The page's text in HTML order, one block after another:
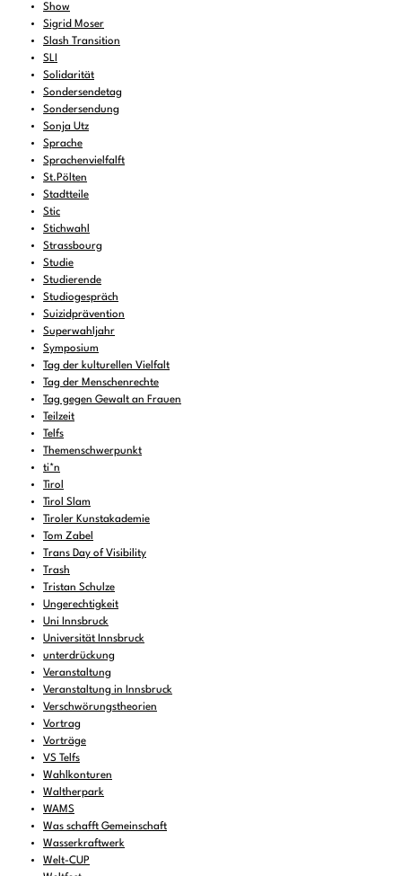
Show
Sigrid Moser
Slash Transition
SLI
Solidarität
Sondersendetag
Sondersendung
Sonja Utz
Sprache
Sprachenvielfalft
St.Pölten
Stadtteile
Stic
Stichwahl
Strassbourg
Studie
Studierende
Studiogespräch
Suizidprävention
Superwahljahr
Symposium
Tag der kulturellen Vielfalt
Tag der Menschenrechte
Tag gegen Gewalt an Frauen
Teilzeit
Telfs
Themenschwerpunkt
ti*n
Tirol
Tirol Slam
Tiroler Kunstakademie
Tom Zabel
Trans Day of Visibility
Trash
Tristan Schulze
Ungerechtigkeit
Uni Innsbruck
Universität Innsbruck
unterdrückung
Veranstaltung
Veranstaltung in Innsbruck
Verschwörungstheorien
Vortrag
Vorträge
VS Telfs
Wahlkonturen
Waltherpark
WAMS
Was schafft Gemeinschaft
Wasserkraftwerk
Welt-CUP